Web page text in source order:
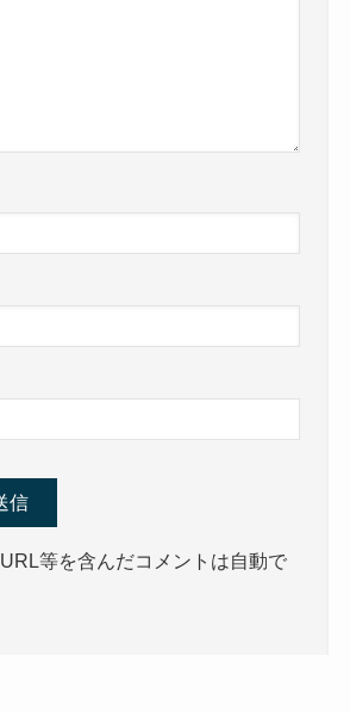
等を含んだコメントは自動で